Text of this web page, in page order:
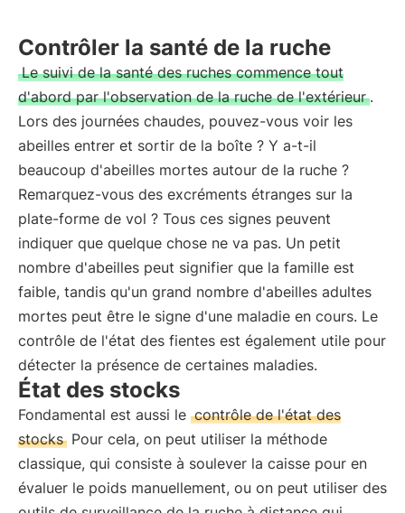
Contrôler la santé de la ruche
Le suivi de la santé des ruches commence tout
d'abord par l'observation de la ruche de l'extérieur .
Lors des journées chaudes, pouvez-vous voir les
abeilles entrer et sortir de la boîte ? Y a-t-il
beaucoup d'abeilles mortes autour de la ruche ?
Remarquez-vous des excréments étranges sur la
plate-forme de vol ? Tous ces signes peuvent
indiquer que quelque chose ne va pas. Un petit
nombre d'abeilles peut signifier que la famille est
faible, tandis qu'un grand nombre d'abeilles adultes
mortes peut être le signe d'une maladie en cours. Le
contrôle de l'état des fientes est également utile pour
détecter la présence de certaines maladies.
État des stocks
Fondamental est aussi le contrôle de l'état des
stocks Pour cela, on peut utiliser la méthode
classique, qui consiste à soulever la caisse pour en
évaluer le poids manuellement, ou on peut utiliser des